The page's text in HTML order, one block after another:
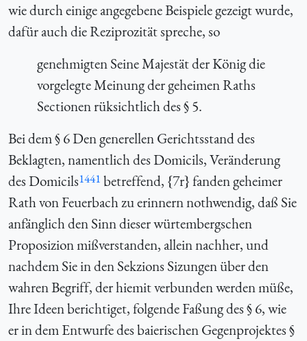
wie durch einige angegebene Beispiele gezeigt wurde,
dafür auch die Reziprozität spreche, so
genehmigten Seine Majestät der König die
vorgelegte Meinung der geheimen Raths
Sectionen rüksichtlich des § 5.
Bei dem § 6 Den generellen Gerichtsstand des
Beklagten, namentlich des Domicils, Veränderung
des Domicils1441 betreffend, {7r} fanden geheimer
Rath von Feuerbach zu erinnern nothwendig, daß Sie
anfänglich den Sinn dieser würtembergschen
Proposizion mißverstanden, allein nachher, und
nachdem Sie in den Sekzions Sizungen über den
wahren Begriff, der hiemit verbunden werden müße,
Ihre Ideen berichtiget, folgende Faßung des § 6, wie
er in dem Entwurfe des baierischen Gegenprojektes §